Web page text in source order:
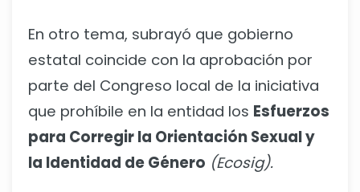
En otro tema, subrayó que gobierno
estatal coincide con la aprobación por
parte del Congreso local de la iniciativa
que prohíbile en la entidad los Esfuerzos
para Corregir la Orientación Sexual y
la Identidad de Género (Ecosig).